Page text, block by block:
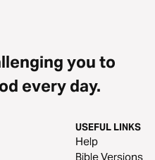
you to
every day.
USEFUL LINKS
Help
Bible Versions